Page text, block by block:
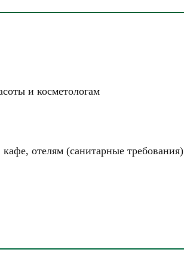
и косметологам
кафе, отелям (санитарные требования)